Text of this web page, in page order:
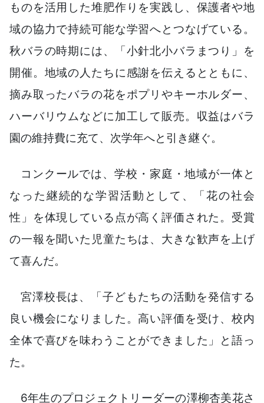
ものを活用した堆肥作りを実践し、保護者や地
域の協力で持続可能な学習へとつなげている。
秋バラの時期には、「小針北小バラまつり」を
開催。地域の人たちに感謝を伝えるとともに、
摘み取ったバラの花をポプリやキーホルダー、
ハーバリウムなどに加工して販売。収益はバラ
園の維持費に充て、次学年へと引き継ぐ。
コンクールでは、学校・家庭・地域が一体と
なった継続的な学習活動として、「花の社会
性」を体現している点が高く評価された。受賞
の一報を聞いた児童たちは、大きな歓声を上げ
て喜んだ。
宮澤校長は、「子どもたちの活動を発信する
良い機会になりました。高い評価を受け、校内
全体で喜びを味わうことができました」と語っ
た。
6年生のプロジェクトリーダーの澤柳杏美花さ